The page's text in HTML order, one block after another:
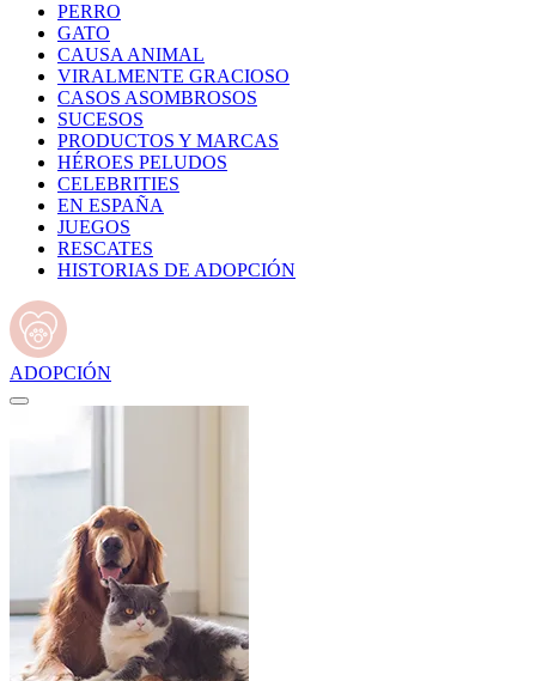
PERRO
GATO
CAUSA ANIMAL
VIRALMENTE GRACIOSO
CASOS ASOMBROSOS
SUCESOS
PRODUCTOS Y MARCAS
HÉROES PELUDOS
CELEBRITIES
EN ESPAÑA
JUEGOS
RESCATES
HISTORIAS DE ADOPCIÓN
ADOPCIÓN